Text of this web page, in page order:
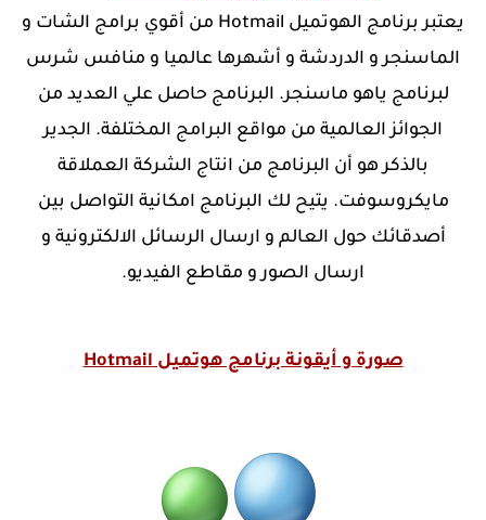
يعتبر برنامج الهوتميل Hotmail من أقوي برامج الشات و
الماسنجر و الدردشة و أشهرها عالميا و منافس شرس
لبرنامج ياهو ماسنجر. البرنامج حاصل علي العديد من
الجوائز العالمية من مواقع البرامج المختلفة. الجدير
بالذكر هو أن البرنامج من انتاج الشركة العملاقة
مايكروسوفت. يتيح لك البرنامج امكانية التواصل بين
أصدقائك حول العالم و ارسال الرسائل الالكترونية و
ارسال الصور و مقاطع الفيديو.
صورة و أيقونة برنامج هوتميل Hotmail